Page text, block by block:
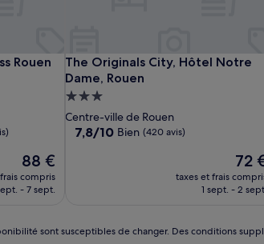
Rouen
Rouen Centre Cathédrale
Le
nouveau
prix
88 €
88 €
compris
- 7 sept.
The Originals City, Hôtel Notre
Dame, Rouen
The Originals City, Hôtel Notre
Hébergement
3.0 étoiles
Centre-ville de Rouen
7.8
7,8/10 Bien (420 avis)
Le
prix
72 €
72
taxes et frais
1 sept. - 2
sont susceptibles de changer. Des conditions